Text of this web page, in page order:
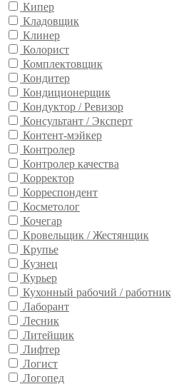
Кипер
Кладовщик
Клинер
Колорист
Комплектовщик
Кондитер
Кондиционерщик
Кондуктор / Ревизор
Консультант / Эксперт
Контент-мэйкер
Контролер
Контролер качества
Корректор
Корреспондент
Косметолог
Кочегар
Кровельщик / Жестянщик
Крупье
Кузнец
Курьер
Кухонный рабочий / работник
Лаборант
Лесник
Литейщик
Лифтер
Логист
Логопед